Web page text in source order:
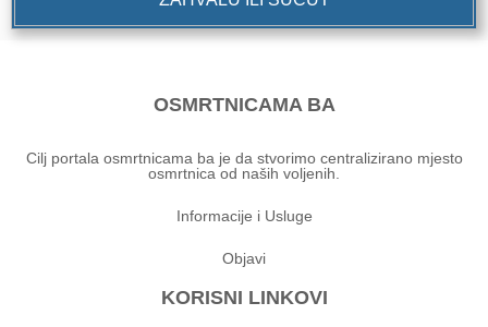
OSMRTNICAMA BA
Cilj portala osmrtnicama ba je da stvorimo centralizirano mjesto
osmrtnica od naših voljenih.
Informacije i Usluge
Objavi
KORISNI LINKOVI